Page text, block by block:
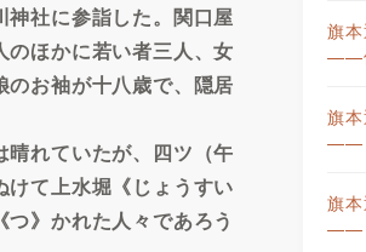
社に参詣した。関口屋
ほかに若い者三人、女
お袖が十八歳で、隠居
れていたが、四ツ（午
て上水堀《じょうすい
》かれた人々であろう
旗
——
旗
——
旗
——